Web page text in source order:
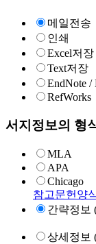
메일전송
인쇄
Excel저장
Text저장
EndNote /
RefWorks
서지정보의 형
MLA
APA
Chicago
참고문헌양
간략정보
상세정보